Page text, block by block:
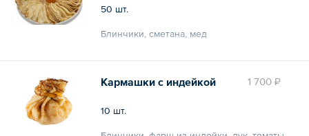
50 шт.
Блинчики, сметана, мед
1 700 ₽
Кармашки с индейкой
10 шт.